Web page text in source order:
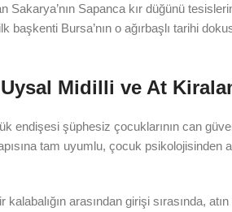
Sakarya’nın Sapanca kır düğünü
başkenti Bursa’nın o ağırbaşlı tarihi
Midilli ve At
endişesi şüphesiz çocuklarının can
tam uyumlu, çocuk
arasından girişi sırasında,